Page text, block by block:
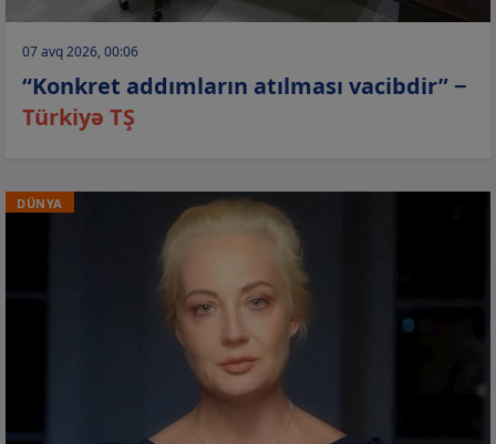
07 avq 2026, 00:06
“Konkret addımların atılması vacibdir” −
Türkiyə TŞ
DÜNYA